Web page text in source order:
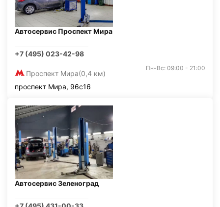
Автосервис Проспект Мира
+7 (495) 023-42-98
Проспект Мира(0,4 км)
Пн-Вс: 09:00 - 21:00
проспект Мира, 96с16
Автосервис Зеленоград